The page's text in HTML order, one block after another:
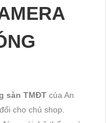
sàn TMĐT của An
cho chủ shop.